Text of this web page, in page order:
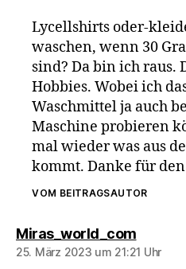
Lycellshirts oder-
waschen, wenn 30
sind? Da bin ich raus.
Hobbies. Wobei ich
Waschmittel ja auch
Maschine probieren
mal wieder was aus
kommt. Danke für
VOM BEITRAGSAUTOR
Miras_world_comsagt:
25. März 2023 um 21:21 Uhr